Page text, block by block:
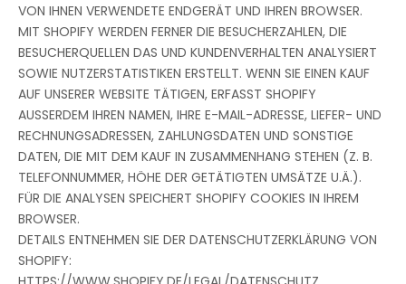
VON IHNEN VERWENDETE ENDGERÄT UND IHREN BROWSER.
MIT SHOPIFY WERDEN FERNER DIE BESUCHERZAHLEN, DIE
BESUCHERQUELLEN DAS UND KUNDENVERHALTEN ANALYSIERT
SOWIE NUTZERSTATISTIKEN ERSTELLT. WENN SIE EINEN KAUF
AUF UNSERER WEBSITE TÄTIGEN, ERFASST SHOPIFY
AUSSERDEM IHREN NAMEN, IHRE E-MAIL-ADRESSE, LIEFER- UND
RECHNUNGSADRESSEN, ZAHLUNGSDATEN UND SONSTIGE
DATEN, DIE MIT DEM KAUF IN ZUSAMMENHANG STEHEN (Z. B.
TELEFONNUMMER, HÖHE DER GETÄTIGTEN UMSÄTZE U.Ä.).
FÜR DIE ANALYSEN SPEICHERT SHOPIFY COOKIES IN IHREM
BROWSER.
DETAILS ENTNEHMEN SIE DER DATENSCHUTZERKLÄRUNG VON
SHOPIFY: